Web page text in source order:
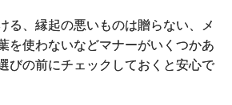
る、縁起の悪いものは贈らない、メ
を使わないなどマナーがいくつかあ
びの前にチェックしておくと安心で